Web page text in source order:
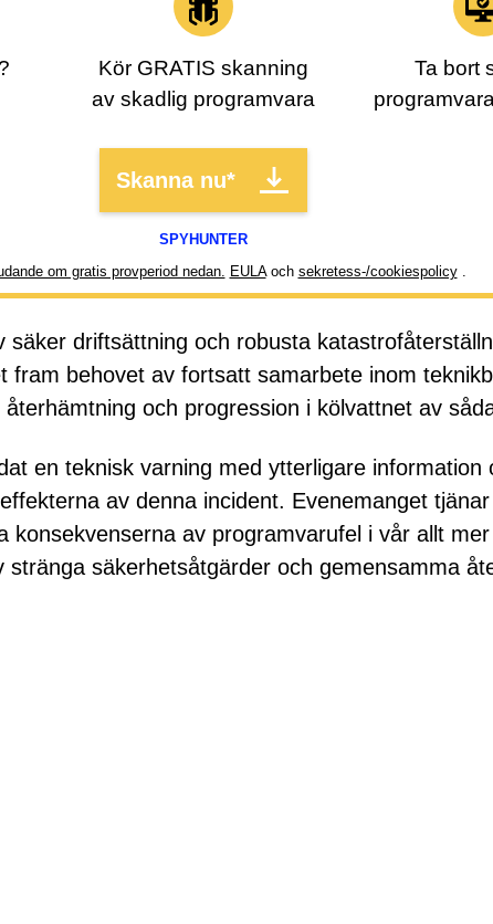
Kör GRATIS skanning
av skadlig programvara
Ta bort
Skanna nu*
SPYHUNTER
om gratis provperiod nedan. EULAoch sekretess-/cookiespolicy.
säker driftsättning och robusta
fram behovet av fortsatt samarbete inom
och progression i kölvattnet av
en teknisk varning med ytterligare information
av denna incident. Evenemanget
konsekvenserna av programvarufel i vår allt
stränga säkerhetsåtgärder och gemensamma